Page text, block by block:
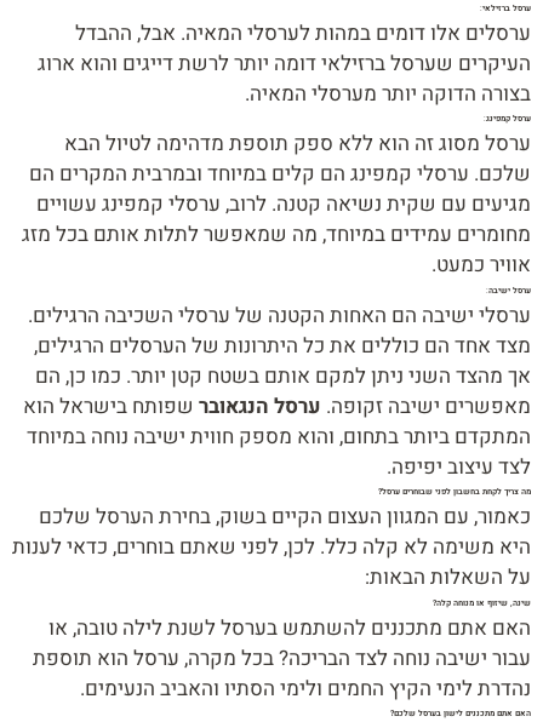
ערסל ברזילאי:
ערסלים אלו דומים במהות לערסלי המאיה. אבל, ההבדל
העיקרים שערסל ברזילאי דומה יותר לרשת דייגים והוא ארוג
בצורה הדוקה יותר מערסלי המאיה.
ערסל קמפינג:
ערסל מסוג זה הוא ללא ספק תוספת מדהימה לטיול הבא
שלכם. ערסלי קמפינג הם קלים במיוחד ובמרבית המקרים הם
מגיעים עם שקית נשיאה קטנה. לרוב, ערסלי קמפינג עשויים
מחומרים עמידים במיוחד, מה שמאפשר לתלות אותם בכל מזג
אוויר כמעט.
ערסל ישיבה:
ערסלי ישיבה הם האחות הקטנה של ערסלי השכיבה הרגילים.
מצד אחד הם כוללים את כל היתרונות של הערסלים הרגילים,
אך מהצד השני ניתן למקם אותם בשטח קטן יותר. כמו כן, הם
מאפשרים ישיבה זקופה. ערסל הנגאובר שפותח בישראל הוא
המתקדם ביותר בתחום, והוא מספק חווית ישיבה נוחה במיוחד
לצד עיצוב יפיפה.
מה צריך לקחת בחשבון לפני שבוחרים ערסל?
כאמור, עם המגוון העצום הקיים בשוק, בחירת הערסל שלכם
היא משימה לא קלה כלל. לכן, לפני שאתם בוחרים, כדאי לענות
על השאלות הבאות:
שינה, שיזוף או מנוחה קלה?
האם אתם מתכננים להשתמש בערסל לשנת לילה טובה, או
עבור ישיבה נוחה לצד הבריכה? בכל מקרה, ערסל הוא תוספת
נהדרת לימי הקיץ החמים ולימי הסתיו והאביב הנעימים.
האם אתם מתכננים לישון בערסל שלכם?